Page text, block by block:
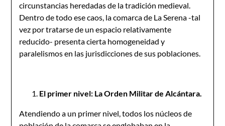
circunstancias heredadas de la tradición medieval.
Dentro de todo ese caos, la comarca de La Serena -tal
vez por tratarse de un espacio relativamente
reducido- presenta cierta homogeneidad y
paralelismos en las jurisdicciones de sus poblaciones.
El primer nivel: La Orden Militar de Alcántara.
Atendiendo a un primer nivel, todos los núcleos de